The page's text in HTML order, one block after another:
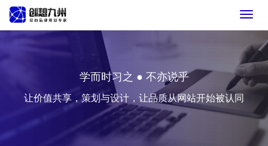
学而时习之 ● 不亦说乎
让价值共享，策划与设计，让品质从网站开始被认同